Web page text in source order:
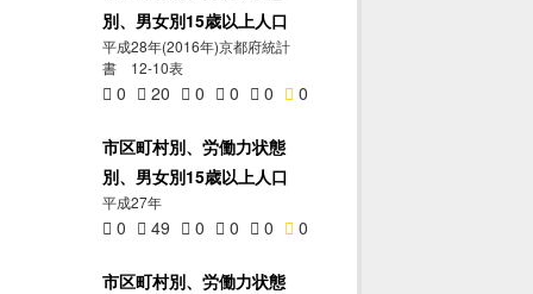
別、男女別15歳以上人口
平成28年(2016年)京都府統計
書 12-10表
0 20 0 0 0 0
市区町村別、労働力状態
別、男女別15歳以上人口
平成27年
0 49 0 0 0 0
市区町村別、労働力状態